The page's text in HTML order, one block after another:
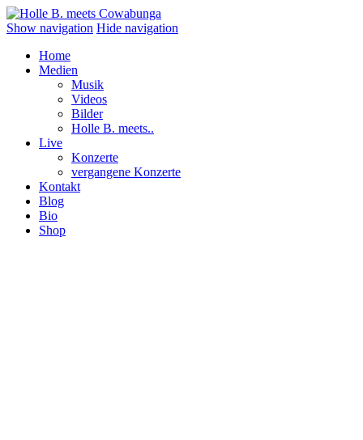
Show navigation Hide navigation
Home
Medien
Musik
Videos
Bilder
Holle B. meets..
Live
Konzerte
vergangene Konzerte
Kontakt
Blog
Bio
Shop